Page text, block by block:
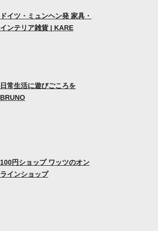
ドイツ・ミュンヘン発 家具・
インテリア雑貨 | KARE
日常生活に遊びごころを
BRUNO
100円ショップ ワッツのオン
ラインショップ